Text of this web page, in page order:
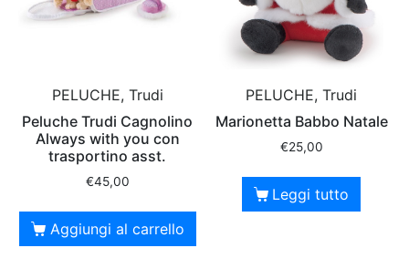
PELUCHE, Trudi
Peluche Trudi Cagnolino
Always with you con
trasportino asst.
€45,00
Aggiungi al carrello
PELUCHE, Trudi
Marionetta Babbo Natale
€25,00
Leggi tutto